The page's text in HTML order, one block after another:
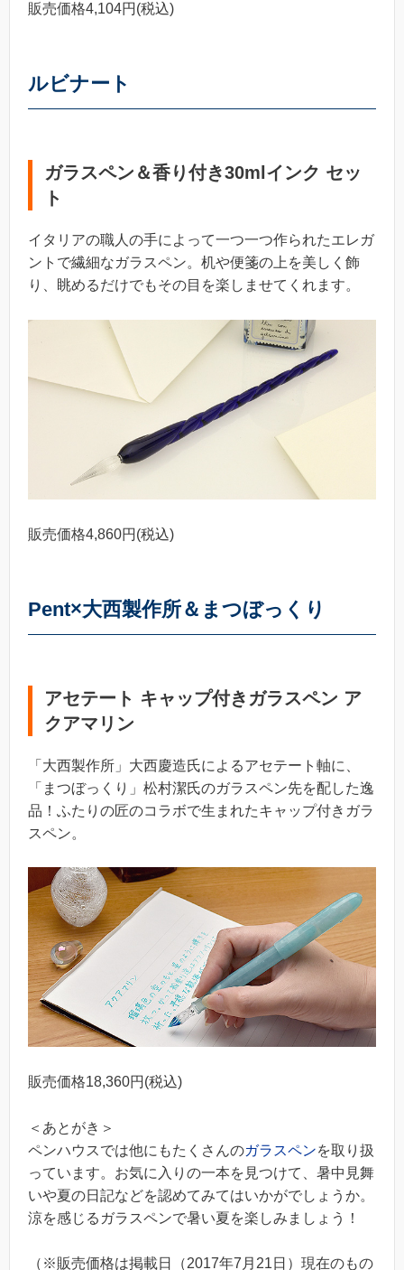
販売価格4,104円(税込)
ルビナート
ガラスペン＆香り付き30mlインク セッ
ト
イタリアの職人の手によって一つ一つ作られたエレガ
ントで繊細なガラスペン。机や便箋の上を美しく飾
り、眺めるだけでもその目を楽しませてくれます。
販売価格4,860円(税込)
Pent×大西製作所＆まつぼっくり
アセテート キャップ付きガラスペン ア
クアマリン
「大西製作所」大西慶造氏によるアセテート軸に、
「まつぼっくり」松村潔氏のガラスペン先を配した逸
品！ふたりの匠のコラボで生まれたキャップ付きガラ
スペン。
販売価格18,360円(税込)
＜あとがき＞
ペンハウスでは他にもたくさんのガラスペンを取り扱
っています。お気に入りの一本を見つけて、暑中見舞
いや夏の日記などを認めてみてはいかがでしょうか。
涼を感じるガラスペンで暑い夏を楽しみましょう！
（※販売価格は掲載日（2017年7月21日）現在のもの